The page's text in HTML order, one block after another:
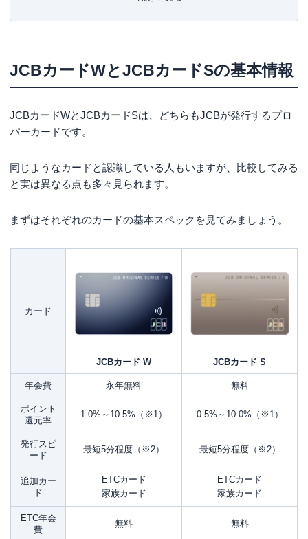
年会費
特典・付帯サービス
保険・補償
JCBカードWとJCBカードSはどちらを選ぶべ
き？
JCBカードSがおすすめの人
他のJCBカードとの比較
他の年会費無料のカードとの比較
まとめ
JCBカードWとJCBカードSの基本情報
JCBカードWとJCBカードSは、どちらもJCBが発行するプロ
パーカードです。
同じようなカードと認識している人もいますが、比較してみる
と実は異なる点も多々見られます。
まずはそれぞれのカードの基本スペックを見てみましょう。
カード
JCBカード W JCBカード S
年会費 永年無料 無料
ポイント
還元率
1.0%～10.5%（※1） 0.5%～10.0%（※1）
発行スピ
ード
最短5分程度（※2） 最短5分程度（※2）
追加カー
ド
ETCカード
家族カード
ETCカード
家族カード
ETC年会
費
無料 無料